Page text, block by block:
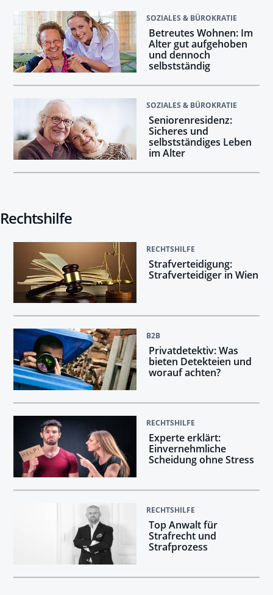
SOZIALES & BÜROKRATIE
Betreutes Wohnen: Im
Alter gut aufgehoben
und dennoch
selbstständig
SOZIALES & BÜROKRATIE
Seniorenresidenz:
Sicheres und
selbstständiges Leben
im Alter
Rechtshilfe
RECHTSHILFE
Strafverteidigung:
Strafverteidiger in Wien
B2B
Privatdetektiv: Was
bieten Detekteien und
worauf achten?
RECHTSHILFE
Experte erklärt:
Einvernehmliche
Scheidung ohne Stress
RECHTSHILFE
Top Anwalt für
Strafrecht und
Strafprozess